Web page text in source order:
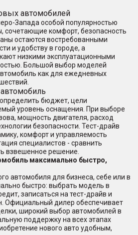
автомобилей
Запада особой популярностью
сочетающие комфорт, безопасность
остаются востребованными
и удобству в городе, а
низкими эксплуатационными
Большой выбор моделей
как для ежедневных
бюджет, цели
уровень оснащения. При выборе
мощность двигателя, расход
безопасности. Тест-драйв
комфорт и управляемость
специалистов - сравнить
взвешенное решение.
максимально быстро,
автомобиля для бизнеса, себе или в
быстро: выбрать модель в
записаться на тест-драйв и
Официальный дилер обеспечивает
широкий выбор автомобилей в
поддержку на всех этапах
нового авто удобным,